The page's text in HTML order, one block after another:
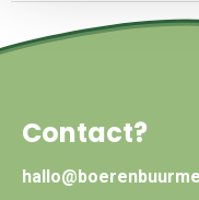
Contact?